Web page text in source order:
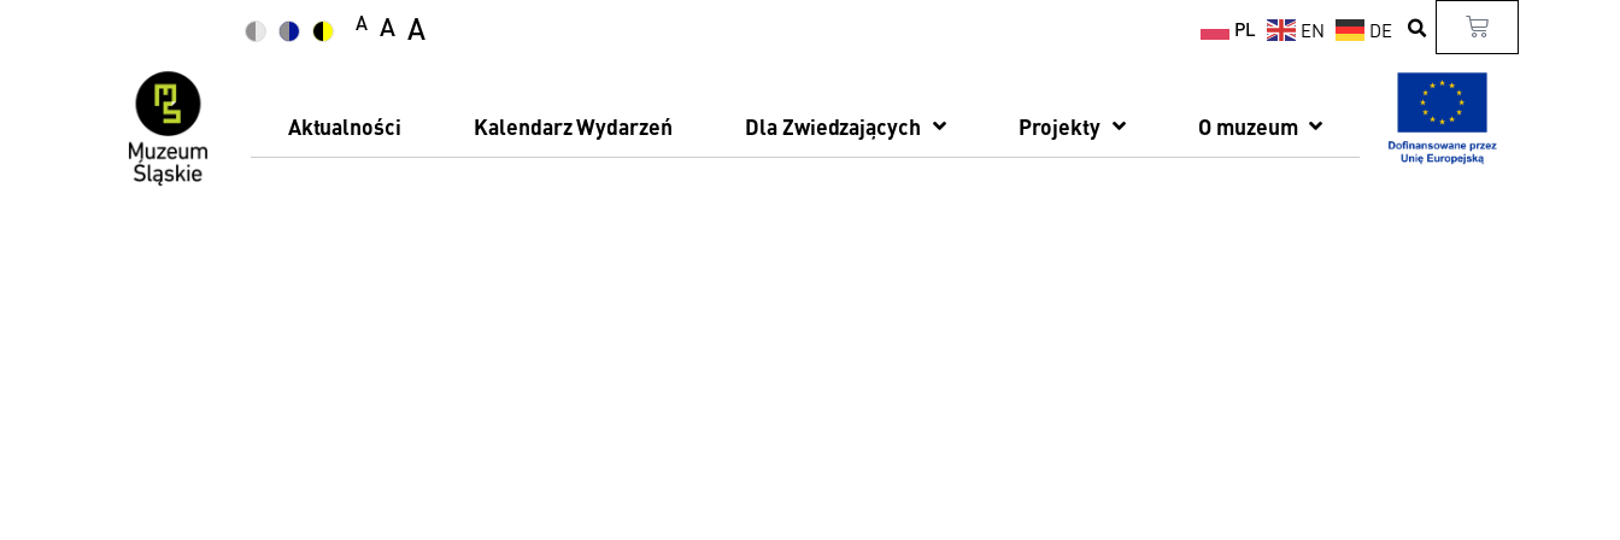
A A A PL EN DE
Aktualności Kalendarz Wydarzeń Dla Zwiedzających Projekty O muzeum